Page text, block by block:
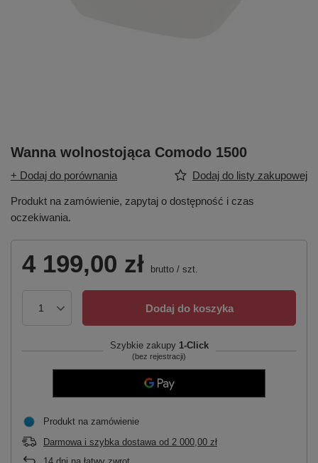
Wanna wolnostojąca Comodo 1500
+ Dodaj do porównania Dodaj do listy zakupowej
Produkt na zamówienie, zapytaj o dostępność i czas
oczekiwania.
4 199,00 zł brutto / szt.
Dodaj do koszyka
Szybkie zakupy 1-Click
(bez rejestracji)
Produkt na zamówienie
Darmowa i szybka dostawa od 2 000,00 zł